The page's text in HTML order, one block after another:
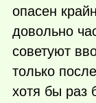
опасен
довольно
советуют
только
хотя бы раз